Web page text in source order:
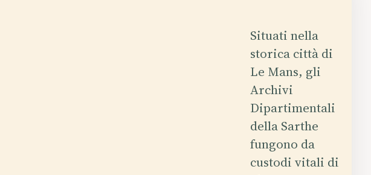
Situati nella
storica città di
Le Mans, gli
Archivi
Dipartimentali
della Sarthe
fungono da
custodi vitali di